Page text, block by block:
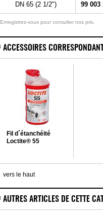
DN 65 (2 1/2") 99 003
Enregistrez-vous pour consulter nos prix.
ACCESSOIRES
Fil d´étanchéité
Loctite® 55
vers le haut
AUTRES ARTICLES DE CETTE